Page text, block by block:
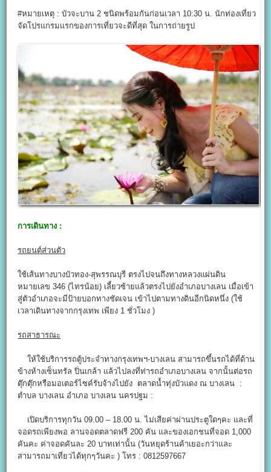
#หมายเหตุ : บัวจะบาน 2 ชนิดพร้อมกันก่อนเวลา 10:30 น. นักท่องเที่ยว
จัดโปรแกรมแรกของการเที่ยวจะดีที่สุด ในการถ่ายรูป
การเดินทาง :
รถยนต์ส่วนตัว
ใช้เส้นทางบางบัวทอง-สุพรรณบุรี ตรงไปจนถึงทางหลวงแผ่นดิน
หมายเลข 346 (ไทรน้อย) เลี้ยวซ้ายแล้วตรงไปยังอำเภอบางเลน เมื่อเข้า
สู่ตัวอำเภอจะมีป้ายบอกทางชัดเจน เข้าไปตามทางดินอีกนิดหนึ่ง (ใช้
เวลาเดินทางจากกรุงเทพ เพียง 1 ชั่วโมง )
รถสาธารณะ
ให้ใช้บริการรถตู้ประจำทางกรุงเทพฯ-บางเลน สามารถขึ้นรถได้ที่ด้าน
ข้างห้างเซ็นทรัล ปิ่นเกล้า แล้วไปลงที่ท่ารถอำเภอบางเลน จากนั้นต่อรถ
ตุ๊กตุ๊กหรือมอเตอร์ไซค์รับจ้างไปยัง ตลาดน้ำทุ่งบัวแดง ณ บางเลน :
ตำบล บางเลน อำเภอ บางเลน นครปฐม :
เปิดบริการทุกวัน 09.00 – 18.00 น. ไม่เสียค่าผ่านประตูใดๆคะ และที่
จอดรถเพียงพอ ลานจอดตลาดฟรี 200 คัน และของเอกชนที่จอด 1,000
คันคะ ค่าจอดคันละ 20 บาทเท่านั้น (วันหยุดร้านค้าเยอะกว่าและ
สามารถมาเที่ยวได้ทุกๆวันคะ ) โทร : 0812597667